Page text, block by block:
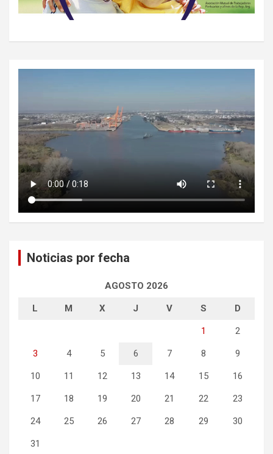
Noticias por fecha
AGOSTO 2026
L M X J V S D
1 2
3 4 5 6 7 8 9
10 11 12 13 14 15 16
17 18 19 20 21 22 23
24 25 26 27 28 29 30
31